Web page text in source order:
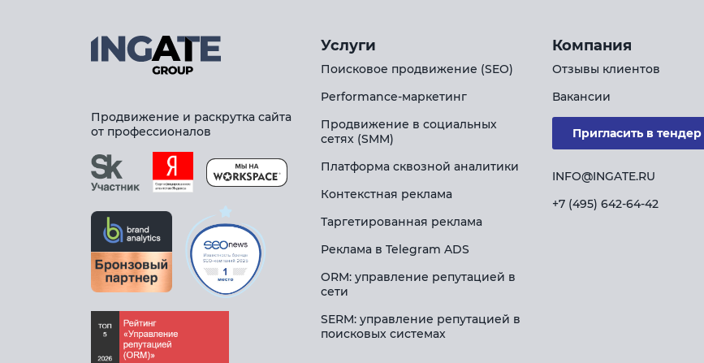
Продвижение и раскрутка сайта
от профессионалов
Услуги
Поисковое продвижение (SEO)
Performance-маркетинг
Продвижение в социальных
сетях (SMM)
Платформа сквозной аналитики
Контекстная реклама
Таргетированная реклама
Реклама в Telegram ADS
ORM: управление репутацией в
сети
SERM: управление репутацией в
поисковых системах
Компания
Отзывы клиентов
Вакансии
Пригласить в тендер
INFO@INGATE.RU
+7 (495) 642-64-42